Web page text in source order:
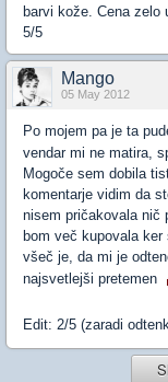
barvi kože. Cena zelo
5/5
Mango
05 May 2012
Po mojem pa je ta
vendar mi ne matira,
Mogoče sem dobila
komentarje vidim da
nisem pričakovala nič
bom več kupovala
všeč je, da mi je
najsvetlejši pretemen
Edit: 2/5 (zaradi